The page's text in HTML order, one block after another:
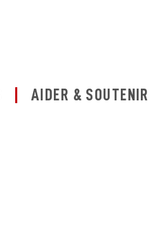
AIDER & SOUTENIR